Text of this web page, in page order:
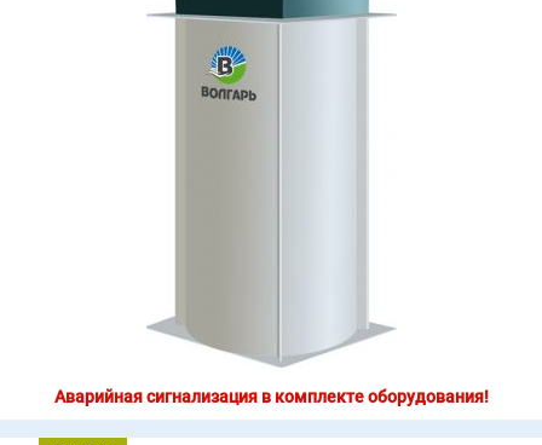
Аварийная сигнализация в комплекте оборудования!